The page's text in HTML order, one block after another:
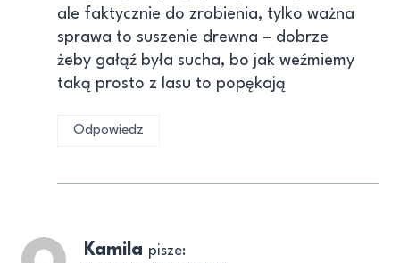
ale faktycznie do zrobienia, tylko ważna
sprawa to suszenie drewna – dobrze
żeby gałąź była sucha, bo jak weźmiemy
taką prosto z lasu to popękają
Odpowiedz
Kamila pisze: